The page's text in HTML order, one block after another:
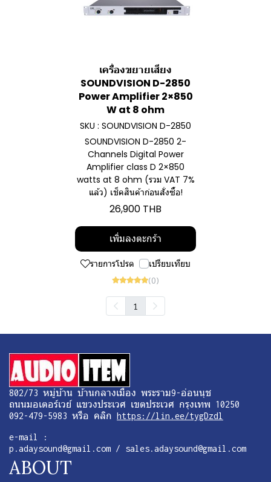
เครื่องขยายเสียง
SOUNDVISION D-2850
Power Amplifier 2×850
W at 8 ohm
SKU : SOUNDVISION D-2850
SOUNDVISION D-2850 2-
Channels Digital Power
Amplifier class D 2×850
watts at 8 ohm (รวม VAT 7%
แล้ว) เช็คสินค้าก่อนสั่งซื้อ!
26,900 THB
เพิ่มลงตะกร้า
รายการโปรด เปรียบเทียบ
(0)
1
802/73 หมู่บ้าน บ้านกลางเมือง พระราม9-อ่อนนุช
ถนนมอเตอร์เวย์ แขวงประเวศ เขตประเวศ กรุงเทพ 10250
092-479-5983 หรือ คลิก https://lin.ee/tygDzdl
e-mail :
p.adaysound@gmail.com / sales.adaysound@gmail.com
ABOUT